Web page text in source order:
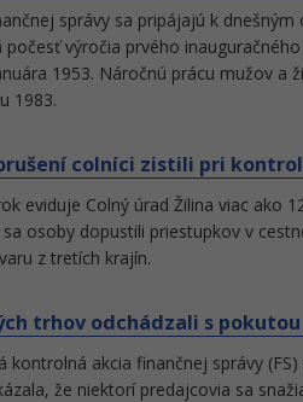
správy sa pripájajú k
počesť výročia prvého
1953. Náročnú prácu mužov a
1983.
colníci zistili pri
eviduje Colný úrad Žilina viac ako
osoby dopustili priestupkov v
z tretích krajín.
trhov odchádzali s pokutou
kontrolná akcia finančnej správy
že niektorí predajcovia sa